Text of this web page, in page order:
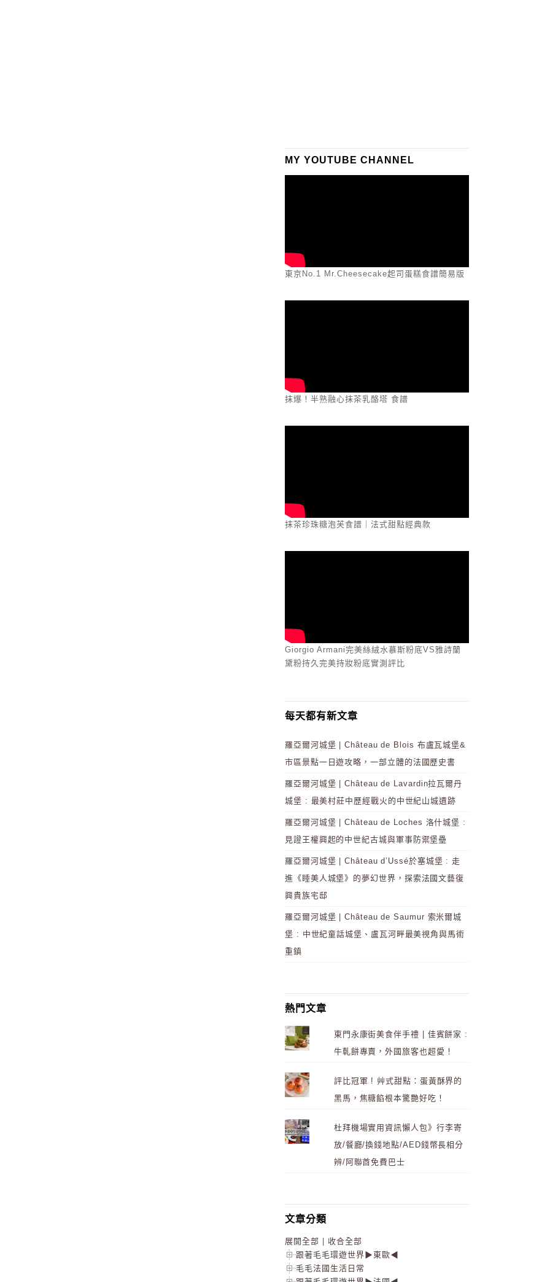
MY YOUTUBE CHANNEL
東京No.1 Mr.Cheesecake起司蛋糕食譜簡易版
抹爆！半熟融心抹茶乳酪塔 食譜
抹茶珍珠糖泡芙食譜｜法式甜點經典款
Giorgio Armani完美絲絨水慕斯粉底VS雅詩蘭
黛粉持久完美持妝粉底實測評比
每天都有新文章
羅亞爾河城堡 | Château de Blois 布盧瓦城堡&
市區景點一日遊攻略，一部立體的法國歷史書
羅亞爾河城堡 | Château de Lavardin拉瓦爾丹
城堡 : 最美村莊中歷經戰火的中世紀山城遺跡
羅亞爾河城堡 | Château de Loches 洛什城堡 :
見證王權興起的中世紀古城與軍事防禦堡壘
羅亞爾河城堡 | Château d’Ussé於塞城堡 : 走
進《睡美人城堡》的夢幻世界，探索法國文藝復
興貴族宅邸
羅亞爾河城堡 | Château de Saumur 索米爾城
堡 : 中世紀童話城堡、盧瓦河畔最美視角與馬術
重鎮
熱門文章
東門永康街美食伴手禮 | 佳賓餅家 :
牛軋餅專賣，外國旅客也超愛！
評比冠軍 ! 艸式甜點：蛋黃酥界的
黑馬，焦糖餡根本驚艷好吃！
杜拜機場實用資訊懶人包》行李寄
放/餐廳/換錢地點/AED錢幣長相分
辨/阿聯酋免費巴士
文章分類
展開全部
收合全部
跟著毛毛環遊世界▶東歐◀
毛毛法國生活日常